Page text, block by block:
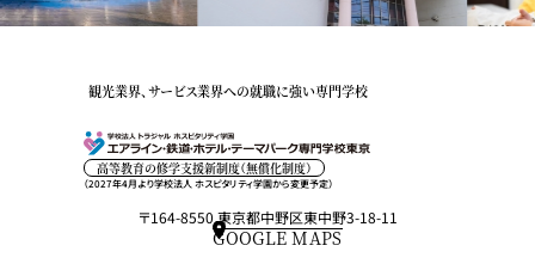
観光業界、サービス業界への就職に強い専門学校
高等教育の修学支援新制度（無償化制度）
（2027年4月より学校法人 ホスピタリティ学園から変更予定）
〒164-8550 東京都中野区東中野3-18-11
GOOGLE MAPS